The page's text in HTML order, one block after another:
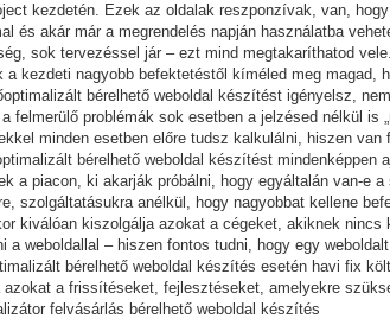
kezdetén. Ezek az oldalak reszponzívak, van,
és akár már a megrendelés napján használatba
sok tervezéssel jár – ezt mind megtakaríthatod vele.
a kezdeti nagyobb befektetéstől kíméled meg magad,
bérelhető weboldal készítést igényelsz,
felmerülő problémák sok esetben a jelzésed nélkül is
minden esetben előre tudsz kalkulálni, hiszen
bérelhető weboldal készítést mindenképpen
a piacon, ki akarják próbálni, hogy egyáltalán van-e
szolgáltatásukra anélkül, hogy nagyobbat kellene
kiválóan kiszolgálja azokat a cégeket, akiknek nincs
a weboldallal – hiszen fontos tudni, hogy egy
bérelhető weboldal készítés esetén havi fix
azokat a frissítéseket, fejlesztéseket, amelyekre
felvásárlás bérelhető weboldal készítés